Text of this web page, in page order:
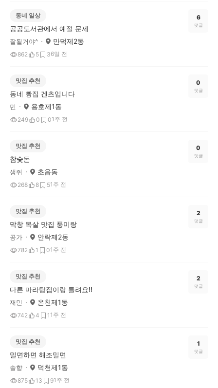
동네 일상
공공도서관에서 예절 문제
잘될거야^ 만덕제2동
862 5 36일 전
6
댓글
맛집 추천
동네 빵집 겐츠입니다
민 용호제1동
249 0 01주 전
0
댓글
맛집 추천
참숯돈
생쥐 초읍동
268 8 51주 전
0
댓글
맛집 추천
막창 목살 맛집 풍미랑
공가 안락제2동
782 1 01주 전
2
댓글
맛집 추천
다른 마라탕집이랑 틀려요!!
재민 온천제1동
742 4 1 1주 전
2
댓글
맛집 추천
밀면하면 해조밀면
솔향 덕천제1동
875 13 91주 전
1
댓글